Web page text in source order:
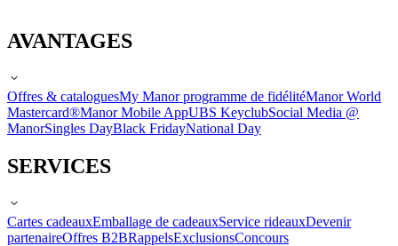
AVANTAGES
Offres & cataloguesMy Manor programme de fidélitéManor World
Mastercard®Manor Mobile AppUBS KeyclubSocial Media @
ManorSingles DayBlack FridayNational Day
SERVICES
Cartes cadeauxEmballage de cadeauxService rideauxDevenir
partenaireOffres B2BRappelsExclusionsConcours